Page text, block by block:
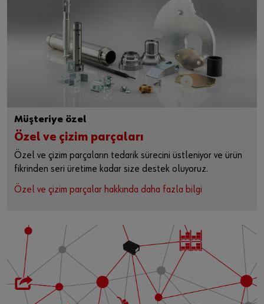
Müşteriye özel
Özel ve çizim parçaları
Özel ve çizim parçaların tedarik sürecini üstleniyor ve ürün
fikrinden seri üretime kadar size destek oluyoruz.
Özel ve çizim parçalar hakkında daha fazla bilgi